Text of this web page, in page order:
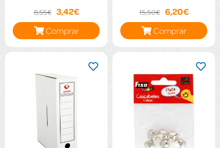
8,55€
3,42€
Comprar
15,50€
6,20€
Comprar